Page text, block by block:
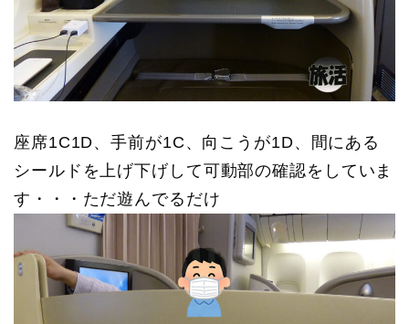
座席1C1D、手前が1C、向こうが1D、間にある
シールドを上げ下げして可動部の確認をしていま
す・・・ただ遊んでるだけ